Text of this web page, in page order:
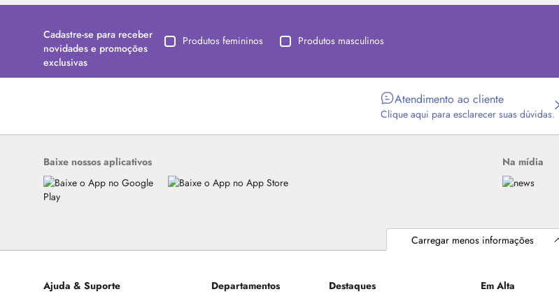
Cadastre-se para receber
novidades e promoções
exclusivas
Produtos femininos Produtos masculinos
Atendimento ao cliente
Clique aqui para esclarecer suas dúvidas.
Baixe nossos aplicativos Na mídia
Carregar menos informações
Ajuda & Suporte
Departamentos
Destaques
Em Alta